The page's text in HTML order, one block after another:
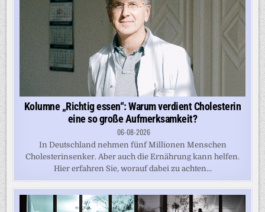
Kolumne „Richtig essen“: Warum verdient Cholesterin
eine so große Aufmerksamkeit?
06-08-2026
In Deutschland nehmen fünf Millionen Menschen
Cholesterinsenker. Aber auch die Ernährung kann helfen.
Hier erfahren Sie, worauf dabei zu achten...